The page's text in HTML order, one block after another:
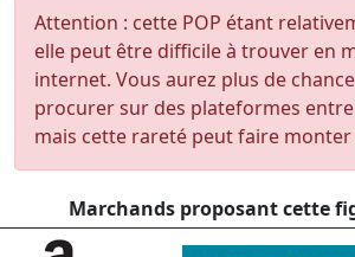
Attention : cette POP étant
elle peut être difficile à trouver en
internet. Vous aurez plus de
procurer sur des plateformes
mais cette rareté peut faire
Marchands proposant cette